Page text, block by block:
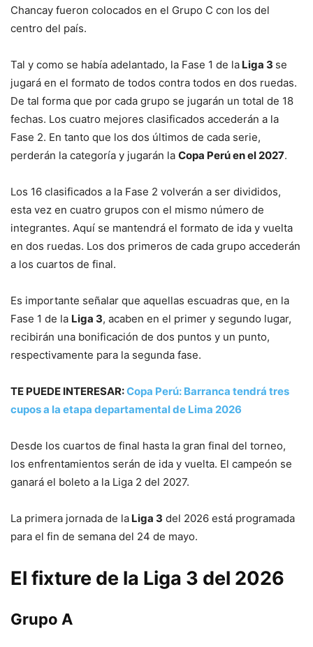
Chancay fueron colocados en el Grupo C con los del
centro del país.
Tal y como se había adelantado, la Fase 1 de la Liga 3 se
jugará en el formato de todos contra todos en dos ruedas.
De tal forma que por cada grupo se jugarán un total de 18
fechas. Los cuatro mejores clasificados accederán a la
Fase 2. En tanto que los dos últimos de cada serie,
perderán la categoría y jugarán la Copa Perú en el 2027.
Los 16 clasificados a la Fase 2 volverán a ser divididos,
esta vez en cuatro grupos con el mismo número de
integrantes. Aquí se mantendrá el formato de ida y vuelta
en dos ruedas. Los dos primeros de cada grupo accederán
a los cuartos de final.
Es importante señalar que aquellas escuadras que, en la
Fase 1 de la Liga 3, acaben en el primer y segundo lugar,
recibirán una bonificación de dos puntos y un punto,
respectivamente para la segunda fase.
TE PUEDE INTERESAR:Copa Perú: Barranca tendrá tres
cupos a la etapa departamental de Lima 2026
Desde los cuartos de final hasta la gran final del torneo,
los enfrentamientos serán de ida y vuelta. El campeón se
ganará el boleto a la Liga 2 del 2027.
La primera jornada de la Liga 3 del 2026 está programada
para el fin de semana del 24 de mayo.
El fixture de la Liga 3 del 2026
Grupo A